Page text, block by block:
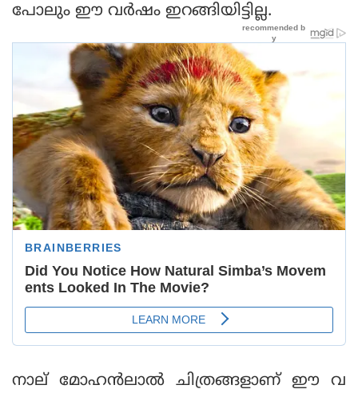
പോലും ഈ വര്‍ഷം ഇറങ്ങിയിട്ടില്ല.
നാല് മോഹന്‍ലാല്‍ ചിത്രങ്ങളാണ് ഈ വ